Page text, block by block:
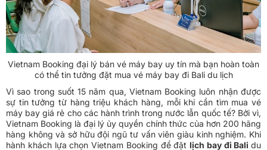
Vietnam Booking đại lý bán vé máy bay uy tín mà bạn hoàn toàn
có thể tin tưởng đặt mua vé máy bay đi Bali du lịch
Vì sao trong suốt 15 năm qua, Vietnam Booking luôn nhận được
sự tin tưởng từ hàng triệu khách hàng, mỗi khi cần tìm mua vé
máy bay giá rẻ cho các hành trình trong nước lẫn quốc tế? Bởi vì,
Vietnam Booking là đại lý ủy quyền chính thức của hơn 200 hãng
hàng không và sở hữu đội ngũ tư vấn viên giàu kinh nghiệm. Khi
hành khách lựa chọn Vietnam Booking để đặt lịch bay đi Bali du